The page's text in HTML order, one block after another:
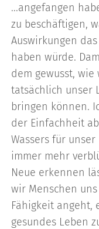
...angefangen
zu beschäftigen,
Auswirkungen
haben würde.
dem gewusst, wie
tatsächlich unser
bringen können.
der Einfachheit
Wassers für
immer mehr
Neue erkennen
wir Menschen
Fähigkeit angeht,
gesundes Leben